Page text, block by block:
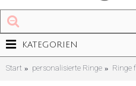
KATEGORIEN
Start personalisierte Ringe Ringe